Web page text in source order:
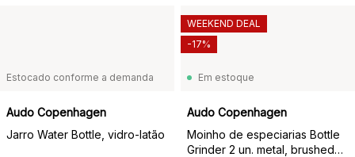
Estocado conforme a demanda
Audo Copenhagen
Jarro Water Bottle, vidro-latão
Em estoque
Audo Copenhagen
Moinho de especiarias Bottle
Grinder 2 un. metal, brushed
WEEKEND DEAL
-17%